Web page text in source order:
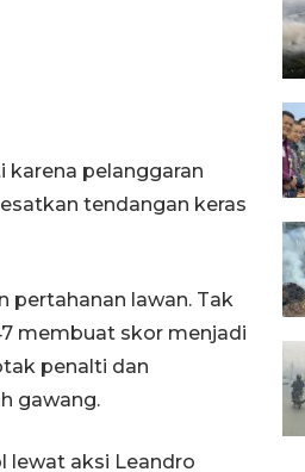
karena pelanggaran
tendangan keras
pertahanan lawan. Tak
membuat skor menjadi
penalti dan
gawang.
lewat aksi Leandro